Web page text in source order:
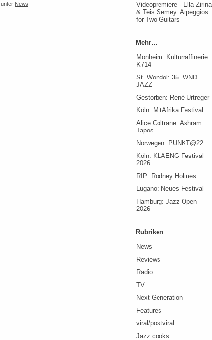
unter News
Videopremiere - Ella Zirina
& Teis Semey. Arpeggios
for Two Guitars
Mehr…
Monheim: Kulturraffinerie
K714
St. Wendel: 35. WND
JAZZ
Gestorben: René Urtreger
Köln: MitAfrika Festival
Alice Coltrane: Ashram
Tapes
Norwegen: PUNKT@22
Köln: KLAENG Festival
2026
RIP: Rodney Holmes
Lugano: Neues Festival
Hamburg: Jazz Open
2026
Rubriken
News
Reviews
Radio
TV
Next Generation
Features
viral/postviral
Jazz cooks